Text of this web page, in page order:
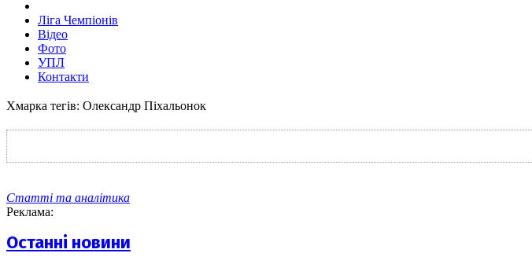
Ліга Чемпіонів
Відео
Фото
УПЛ
Контакти
Хмарка тегів: Олександр Піхальонок
Статті та аналітика
Реклама:
Останні новини